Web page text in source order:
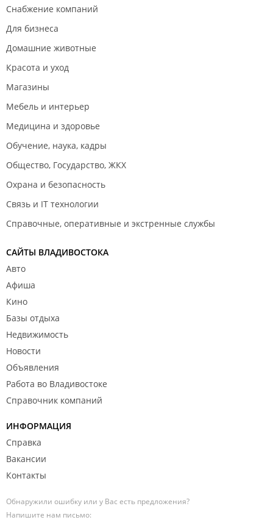
Снабжение компаний
Для бизнеса
Домашние животные
Красота и уход
Магазины
Мебель и интерьер
Медицина и здоровье
Обучение, наука, кадры
Общество, Государство, ЖКХ
Охрана и безопасность
Связь и IT технологии
Справочные, оперативные и экстренные службы
САЙТЫ ВЛАДИВОСТОКА
Авто
Афиша
Кино
Базы отдыха
Недвижимость
Новости
Объявления
Работа во Владивостоке
Справочник компаний
ИНФОРМАЦИЯ
Справка
Вакансии
Контакты
Обнаружили ошибку или у Вас есть предложения?
Напишите нам письмо: